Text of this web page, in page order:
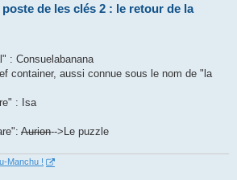
de les clés 2 : le retour de la
: Consuelabanana
container, aussi connue sous le nom de "la
: Isa
Aurion-->Le puzzle
Manchu !